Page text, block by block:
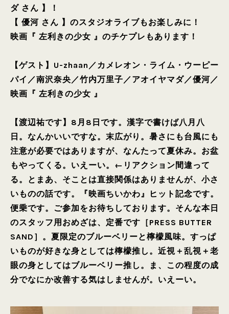
ダ さん 】！
【 優河 さん 】のスタジオライブもお楽しみに！
映画『 左利きの少女 』のチケプレもあります！
【ゲスト】 U-zhaan ／カメレオン・ライム・ウーピー
パイ ／南沢奈央／竹内万里子／アオイヤマダ／優河／
映画『 左利きの少女 』
【渡辺祐です】8月8日です。漢字で書けば八月八
日。なんかいいですな。末広がり。暑さにも台風にも
注意が必要ではありますが、なんたって夏休み。お盆
もやってくる。いえーい。←リアクション間違って
る。とまあ、そことは直接関係はありませんが、小さ
いものの話です。『映画ちいかわ』ヒット記念です。
便乗です。ご参加をお待ちしております。そんな本日
のスタッフ用おめざは、定番です［PRESS BUTTER
SAND］。夏限定のブルーベリーと檸檬風味。すっぱ
いものが好きな身としては檸檬推し。近視＋乱視＋老
眼の身としてはブルーベリー推し。ま、この程度の成
分でなにか改善する気はしませんが。いえーい。